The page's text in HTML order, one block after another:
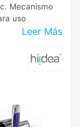
Leer Más
Mecanismo
uso